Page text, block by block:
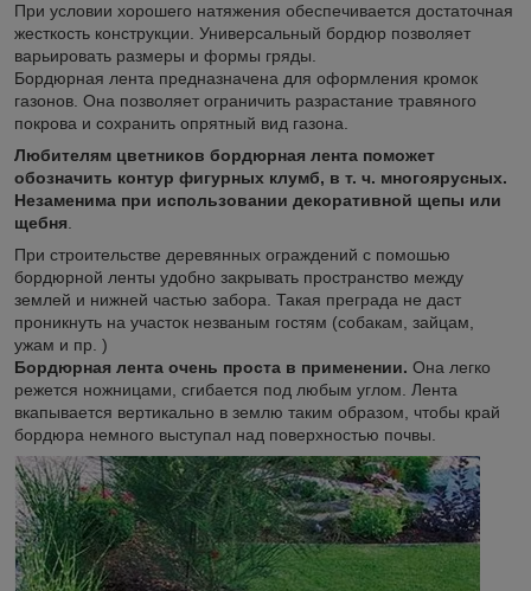
При условии хорошего натяжения обеспечивается достаточная
жесткость конструкции. Универсальный бордюр позволяет
варьировать размеры и формы гряды.
Бордюрная лента предназначена для оформления кромок
газонов. Она позволяет ограничить разрастание травяного
покрова и сохранить опрятный вид газона.
Любителям цветников бордюрная лента поможет
обозначить контур фигурных клумб, в т. ч. многоярусных.
Незаменима при использовании декоративной щепы или
щебня.
При строительстве деревянных ограждений с помошью
бордюрной ленты удобно закрывать пространство между
землей и нижней частью забора. Такая преграда не даст
проникнуть на участок незваным гостям (собакам, зайцам,
ужам и пр. )
Бордюрная лента очень проста в применении. Она легко
режется ножницами, сгибается под любым углом. Лента
вкапывается вертикально в землю таким образом, чтобы край
бордюра немного выступал над поверхностью почвы.